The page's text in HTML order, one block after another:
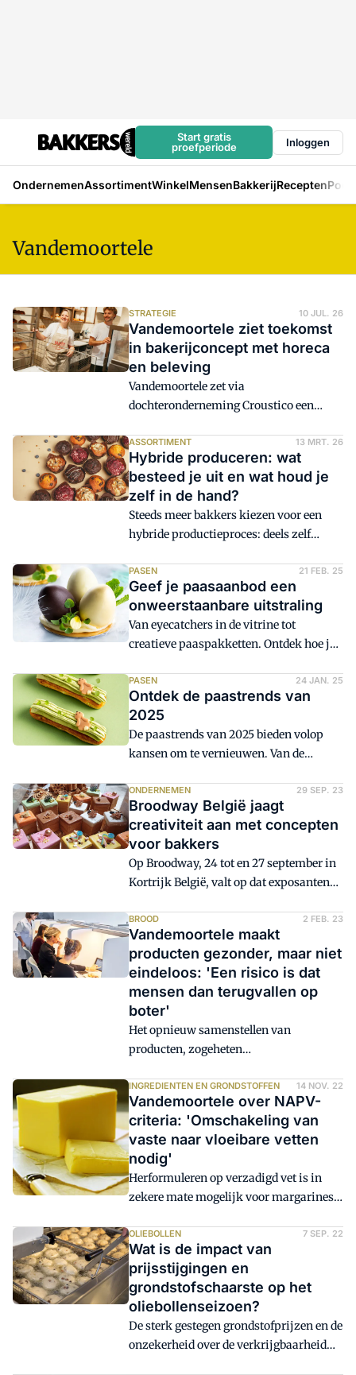
Start gratis
proefperiode
Inloggen
OndernemenAssortimentWinkelMensenBakkerijRecepten
Vandemoortele
STRATEGIE 10 JUL. 26
Vandemoortele ziet toekomst
in bakerijconcept met horeca
en beleving
Vandemoortele zet via
dochteronderneming Croustico een
opening van de eerste Bakery Canteen in
Antwerpen introduceert het bedrijf een
eigen horecaconcept, dat op termijn via
franchise moet worden uitgerold.
ASSORTIMENT 13 MRT. 26
Hybride produceren: wat
besteed je uit en wat houd je
zelf in de hand?
Steeds meer bakkers kiezen voor een
hybride productieproces: deels zelf
maar om capaciteit vrij te spelen voor
onderscheidende producten. De
uitdaging ligt in het slim organiseren
van je productie, zonder grip te verliezen
op kwaliteit, receptuur en eigen
heel- en halffabrikanten koop je in?
PASEN 21 FEB. 25
Geef je paasaanbod een
onweerstaanbare uitstraling
Van eyecatchers in de vitrine tot
creatieve paaspakketten. Ontdek hoe je
impulsaankopen.
PASEN 24 JAN. 25
Ontdek de paastrends van
2025
De paastrends van 2025 bieden volop
kansen om te vernieuwen. Van de
van kleinere porties en luxueuze
presentaties. Ontdek welke trends je dit
jaar niet mag missen om je klanten te
verrassen en je aanbod naar een hoger
niveau te tillen.
ONDERNEMEN 29 SEP. 23
Broodway België jaagt
creativiteit aan met concepten
voor bakkers
Op Broodway, 24 tot en 27 september in
Kortrijk België, valt op dat exposanten
bakkers presenteren. Ze willen
creativiteit stimuleren door het delen
van ideeën, valt nogal eens te horen.
Nieuwe producten maken het bakkers
gemakkelijker om te kunnen
concurreren met retailers.
BROOD 2 FEB. 23
Vandemoortele maakt
producten gezonder, maar niet
eindeloos: 'Een risico is dat
mensen dan terugvallen op
boter'
Het opnieuw samenstellen van
producten, zogeheten
overheid een belangrijke stap naar een
gezondere samenleving. Onder meer op
het gebied van suiker-, zout- en vet-
reductie werkt ook Vandemoortele
hieraan, maar niet eindeloos: 'Dat heeft
effect op smaak en functionaliteit.'
INGREDIENTEN EN GRONDSTOFFEN 14 NOV. 22
Vandemoortele over NAPV-
criteria: 'Omschakeling van
vaste naar vloeibare vetten
nodig'
Herformuleren op verzadigd vet is in
zekere mate mogelijk voor margarines
omschakeling van vaste naar vloeibare
vetten en oliën nodig. Dat zei Lieselot
Delabie van Vandemoortele vorige week
tijdens de inspiratiesessie 'NAPV-
criteria in de praktijk'.
OLIEBOLLEN 7 SEP. 22
Wat is de impact van
prijsstijgingen en
grondstofschaarste op het
oliebollenseizoen?
De sterk gestegen grondstofprijzen en de
onzekerheid over de verkrijgbaarheid